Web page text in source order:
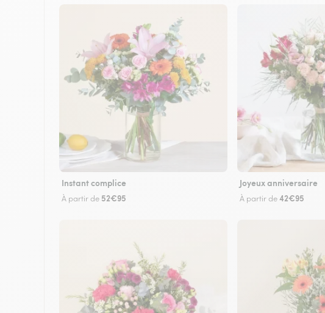
Instant complice
À partir de 52€95
Joyeux anniversaire
À partir de42€95